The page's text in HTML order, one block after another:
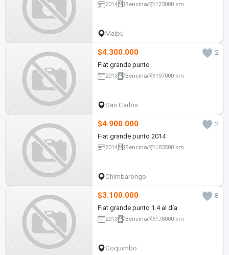
2014 Bencina 123000 km
Maipú
$4.300.000
2
Fiat grande punto
2013 Bencina 197000 km
San Carlos
$4.900.000
2
Fiat grande punto 2014
2014 Bencina 183500 km
Chimbarongo
$3.100.000
8
Fiat grande punto 1.4 al día
2013 Bencina 178000 km
Coquimbo